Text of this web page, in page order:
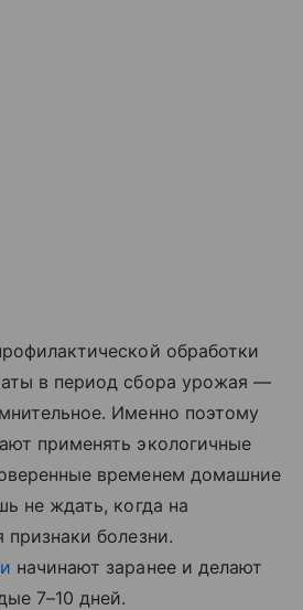
обработки
в период сбора урожая —
Именно поэтому
применять экологичные
временем домашние
не ждать, когда на
признаки болезни.
начинают заранее и делают
7–10 дней.